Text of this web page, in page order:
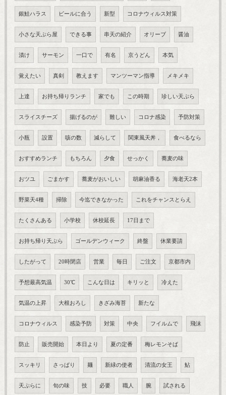
銀鮭ハラス ビールに合う 新型 コロナウィルス対策
小さな天ぷら屋 できる事 串天の紹介 オリーブ 醤油
漬け サーモン 一口で 有名 京うどん 本気
覚えたい 真剣 教えます マンツーマン指導 メキメキ
上達 お持ち帰りランチ 家でも この時期 珍しい天ぷら
スライスチーズ 揚げるのが 難しい コロナ感染 予防対策
小瓶 設置 咳の数 減らして 関東風天丼， 食べるなら
おすすめランチ もちろん 夕食 せっかく 蕎麦の味
おツユ ごまかす 蕎麦がおいしい 胡麻油香る 海老天2本
野菜天4種 掃除 今迄できなかった これをチャンスとらえ
たくさんある 小学校 休校延長 17日まで
お持ち帰り天ぷら ゴールデンウィーク 終盤 休業要請
したがって 20時閉店 営業 毎日 ご注文 京都市内
予想最高気温 30℃ こんな日は キリッと 冷えた
気温の上昇 大根おろし きざみ海苔 新たな
コロナウィルス 感染予防 対策 中央 フイルムで 飛沫
防止 販売開始 本日より 夏の定番 梅レモンそば
スッキリ さっぱり 麺 新緑の使者 清流の女王 鮎
天ぷらに 旬の味 技 必要 職人 腕 試される